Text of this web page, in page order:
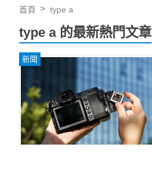
首頁 type a
type a 的最新熱門文章
新聞